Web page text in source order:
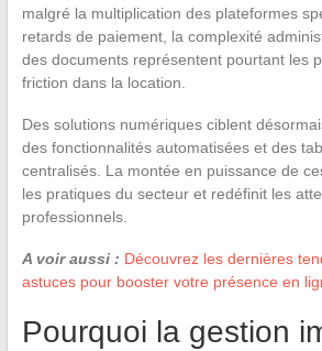
malgré la multiplication des plateformes
retards de paiement, la complexité
des documents représentent pourtant les
friction dans la location.
Des solutions numériques ciblent
des fonctionnalités automatisées et des
centralisés. La montée en puissance de
les pratiques du secteur et redéfinit les
professionnels.
A voir aussi : Découvrez les dernières
astuces pour booster votre présence en
Pourquoi la gestion